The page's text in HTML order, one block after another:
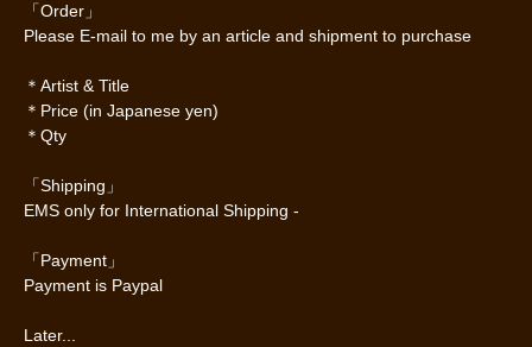
「Order」
Please E-mail to me by an article and shipment to purchase
＊Artist & Title
＊Price (in Japanese yen)
＊Qty
「Shipping」
EMS only for International Shipping -
「Payment」
Payment is Paypal
Later...